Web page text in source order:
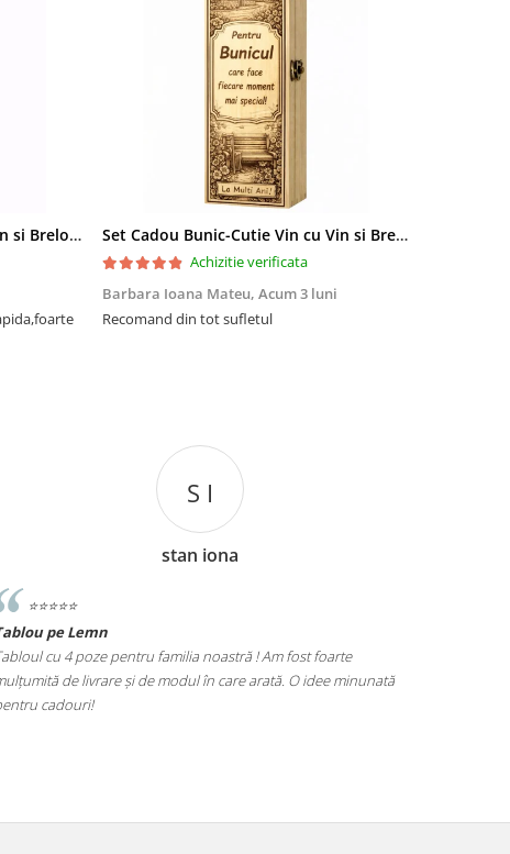
Set Cadou Sef-Cutie Vin cu Vin si Breloc Personalizate Set Cadou Bunic-Cutie Vin cu Vin si Breloc Personalizate
Achizitie verificata
Barbara Ioana Mateu, Acum 3 luni
Recomand din tot sufletul
S I
stan iona
⭐️⭐️⭐️⭐️⭐️
pe Lemn
cu 4 poze pentru familia noastră ! Am fost foarte
de livrare și de modul în care arată. O idee minunată
cadouri!